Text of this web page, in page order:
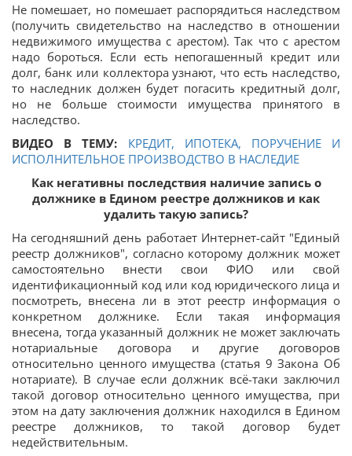
Не помешает, но помешает распорядиться наследством
(получить свидетельство на наследство в отношении
недвижимого имущества с арестом). Так что с арестом
надо бороться. Если есть непогашенный кредит или
долг, банк или коллектора узнают, что есть наследство,
то наследник должен будет погасить кредитный долг,
но не больше стоимости имущества принятого в
наследство.
ВИДЕО В ТЕМУ:
КРЕДИТ, ИПОТЕКА, ПОРУЧЕНИЕ И
ИСПОЛНИТЕЛЬНОЕ ПРОИЗВОДСТВО В НАСЛЕДИЕ
Как негативны последствия наличие запись о
должнике в Едином реестре должников и как
удалить такую запись?
На сегодняшний день работает Интернет-сайт "Единый
реестр должников", согласно которому должник может
самостоятельно внести свои ФИО или свой
идентификационный код или код юридического лица и
посмотреть, внесена ли в этот реестр информация о
конкретном должнике. Если такая информация
внесена, тогда указанный должник не может заключать
нотариальные договора и другие договоров
относительно ценного имущества (статья 9 Закона Об
нотариате). В случае если должник всё-таки заключил
такой договор относительно ценного имущества, при
этом на дату заключения должник находился в Едином
реестре должников, то такой договор будет
недействительным.